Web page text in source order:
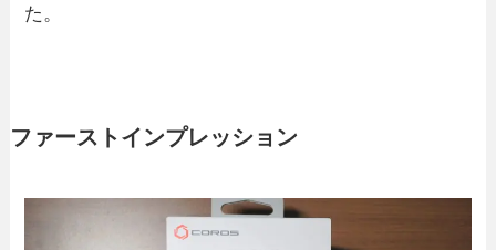
た。
ファーストインプレッション